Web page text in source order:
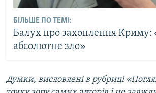
БІЛЬШЕ ПО ТЕМІ:
Балух про захоплення Криму:
абсолютне зло»
Думки, висловлені в рубриці